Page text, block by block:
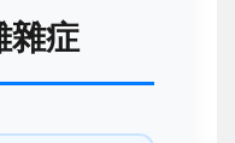
雜症